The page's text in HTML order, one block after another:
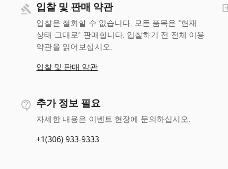
입찰 및 판매 약관
입찰은 철회할 수 없습니다. 모든 품목은 "현재
상태 그대로" 판매합니다. 입찰하기 전 전체 이용
약관을 읽어보십시오.
입찰 및 판매 약관
추가 정보 필요
자세한 내용은 이벤트 현장에 문의하십시오.
+1(306) 933-9333